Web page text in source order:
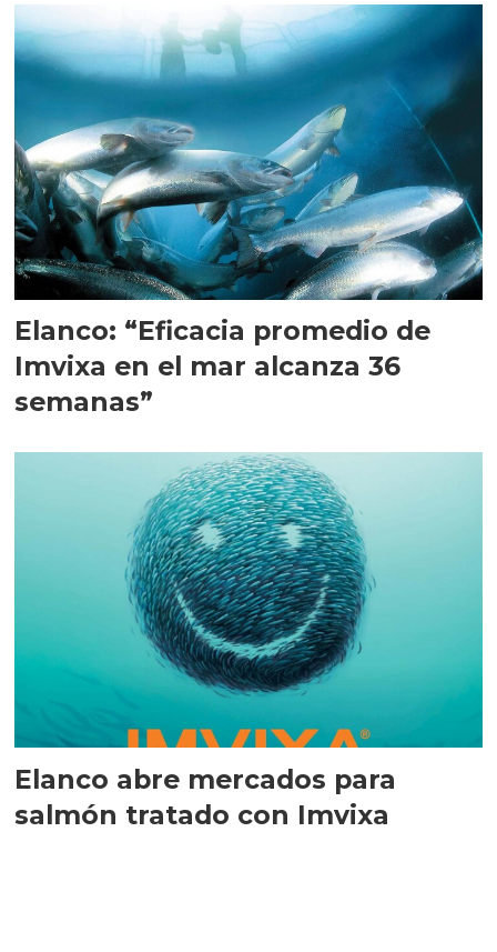
Elanco: “Eficacia promedio de
Imvixa en el mar alcanza 36
semanas”
Elanco abre mercados para
salmón tratado con Imvixa